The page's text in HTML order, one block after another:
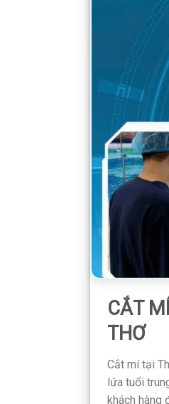
CẮT
THƠ
Cắt mí tại
lứa tuổi
khách hàng